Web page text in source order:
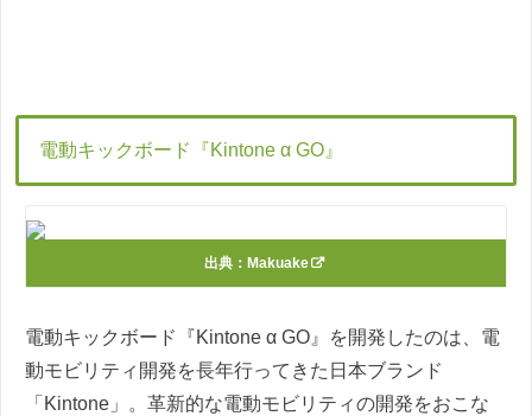
電動キックボード『Kintone α GO』
出典： Makuake
電動キックボード『Kintone α GO』を開発したのは、電
動モビリティ開発を長年行ってきた日本ブランド
「Kintone」。革新的な電動モビリティの開発をおこな